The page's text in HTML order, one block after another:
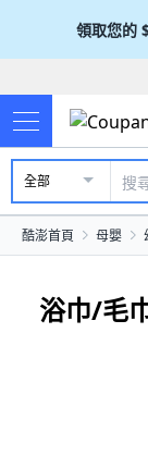
領取您的
全部
酷澎首頁 母嬰
浴巾/毛